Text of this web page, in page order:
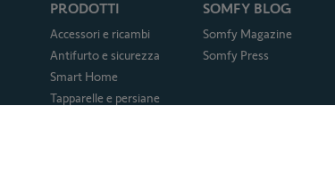
PRODOTTI
Accessori e ricambi
Antifurto e sicurezza
Smart Home
Tapparelle e persiane
SOMFY BLOG
Somfy Magazine
Somfy Press